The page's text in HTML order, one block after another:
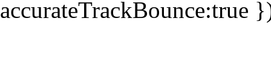
accurateTrackBounce:true